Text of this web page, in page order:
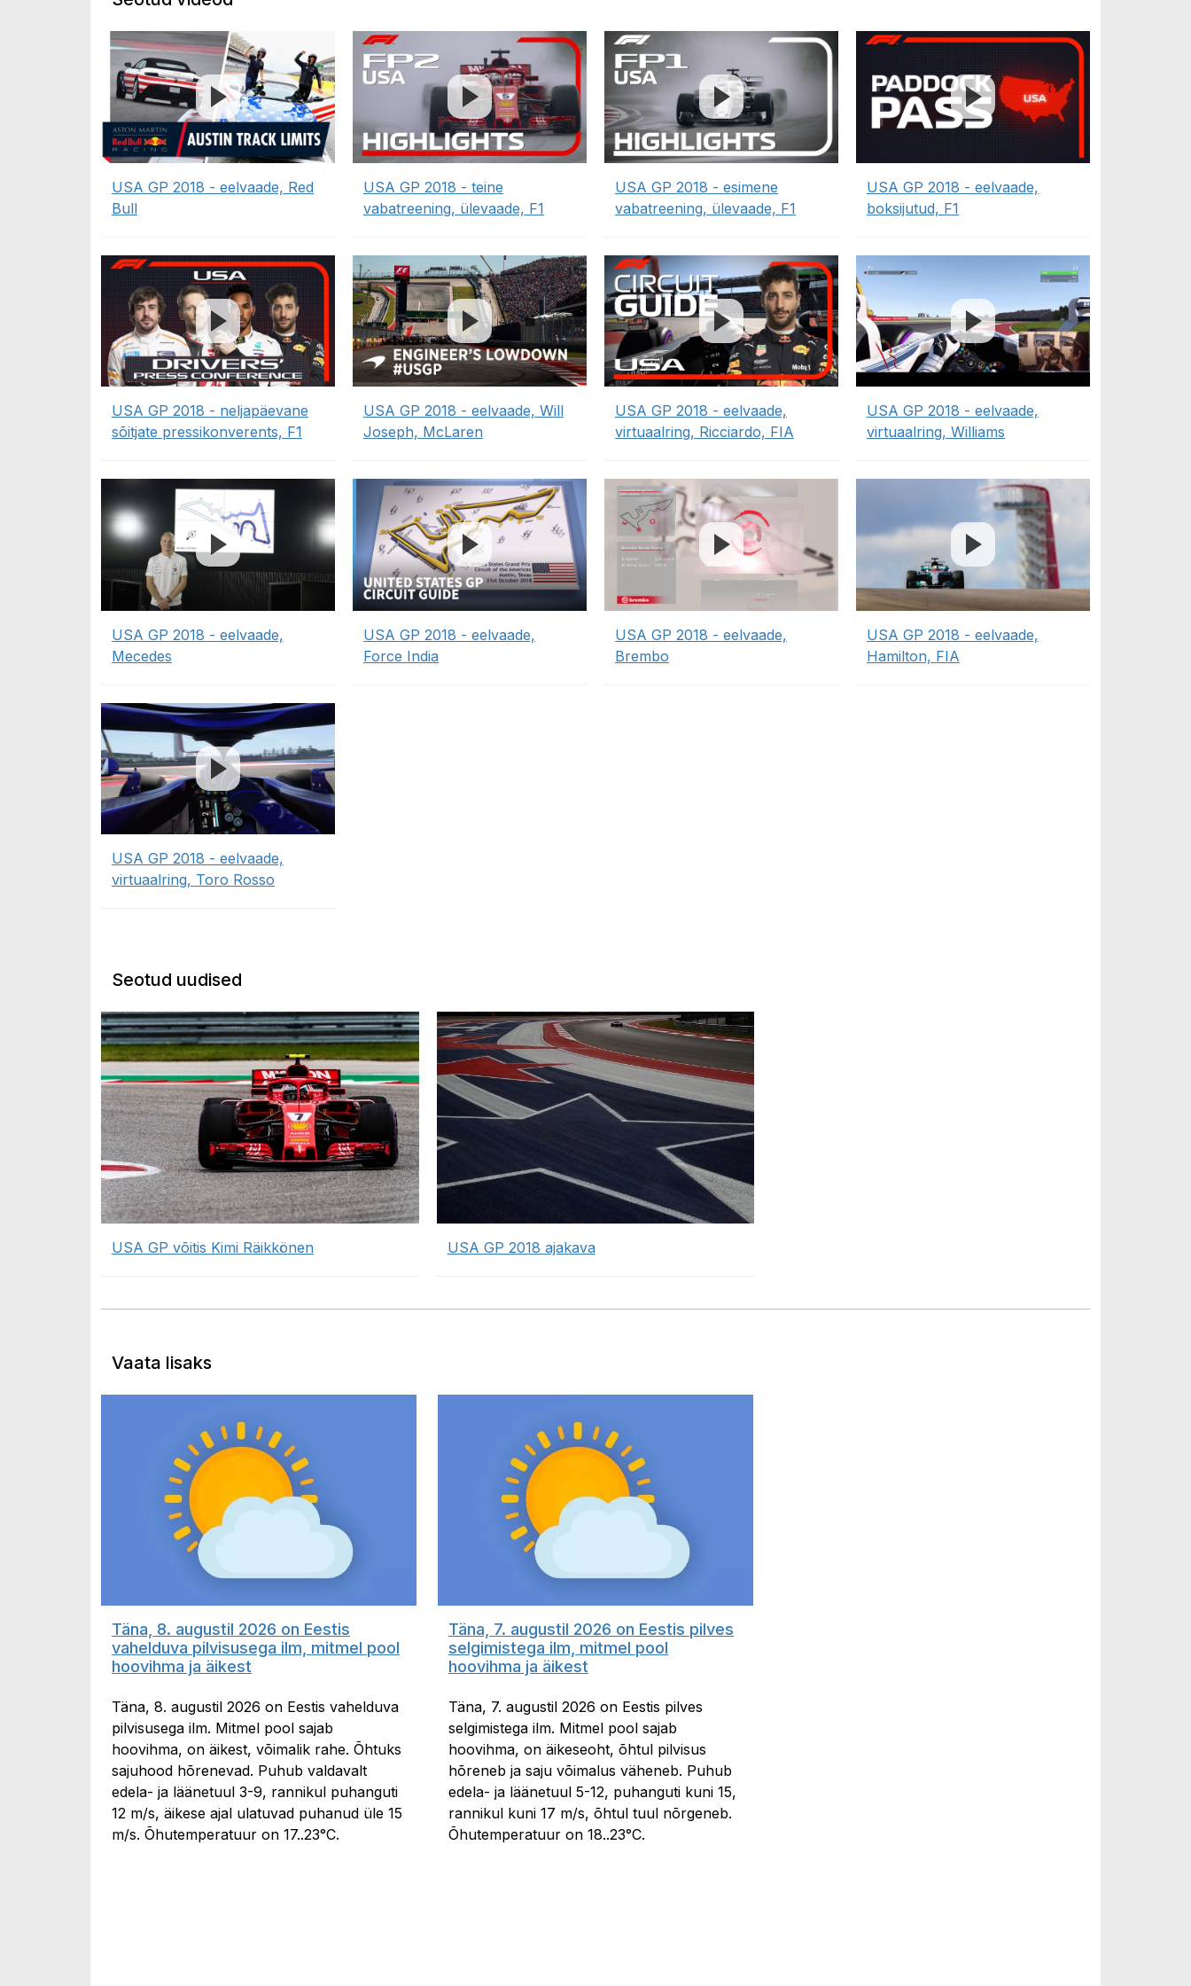
USA GP 2018 - eelvaade, Red
Bull
USA GP 2018 - teine
vabatreening, ülevaade, F1
USA GP 2018 - esimene
vabatreening, ülevaade, F1
USA GP 2018 - eelvaade,
boksijutud, F1
USA GP 2018 - neljapäevane
sõitjate pressikonverents, F1
USA GP 2018 - eelvaade, Will
Joseph, McLaren
USA GP 2018 - eelvaade,
virtuaalring, Ricciardo, FIA
USA GP 2018 - eelvaade,
virtuaalring, Williams
USA GP 2018 - eelvaade,
Mecedes
USA GP 2018 - eelvaade,
Force India
USA GP 2018 - eelvaade,
Brembo
USA GP 2018 - eelvaade,
Hamilton, FIA
USA GP 2018 - eelvaade,
virtuaalring, Toro Rosso
Seotud uudised
USA GP võitis Kimi Räikkönen USA GP 2018 ajakava
Vaata lisaks
Täna, 8. augustil 2026 on Eestis
vahelduva pilvisusega ilm, mitmel pool
hoovihma ja äikest
Täna, 8. augustil 2026 on Eestis vahelduva
pilvisusega ilm. Mitmel pool sajab
hoovihma, on äikest, võimalik rahe. Õhtuks
sajuhood hõrenevad. Puhub valdavalt
edela- ja läänetuul 3-9, rannikul puhanguti
12 m/s, äikese ajal ulatuvad puhanud üle 15
m/s. Õhutemperatuur on 17..23°C.
Täna, 7. augustil 2026 on Eestis pilves
selgimistega ilm, mitmel pool
hoovihma ja äikest
Täna, 7. augustil 2026 on Eestis pilves
selgimistega ilm. Mitmel pool sajab
hoovihma, on äikeseoht, õhtul pilvisus
hõreneb ja saju võimalus väheneb. Puhub
edela- ja läänetuul 5-12, puhanguti kuni 15,
rannikul kuni 17 m/s, õhtul tuul nõrgeneb.
Õhutemperatuur on 18..23°C.